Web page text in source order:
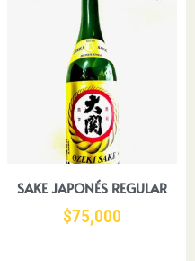
SAKE JAPONÉS REGULAR
$75,000